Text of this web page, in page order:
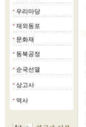
■ 우리마당
■ 재외동포
■ 문화재
■ 동북공정
■ 순국선열
■ 상고사
■ 역사